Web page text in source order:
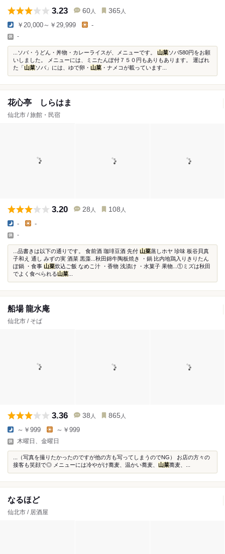
3.23 60 人 365 人
￥20,000～￥29,999 -
-
...ソバ・うどん・丼物・カレーライスが、メニューです。 山菜ソバ580円をお願
いしました。 メニューには、ミニたんぽ付７５０円もありもあります。 運ばれ
た「 山菜ソバ」には、ゆで卵・ 山菜 ・ナメコが載っています...
花心亭 しらはま
仙北市 / 旅館・民宿
3.20 28 人 108 人
- -
-
...品書きは以下の通りです。 食前酒 珈琲豆酒 先付 山菜蒸しホヤ 珍味 板谷貝真
子和え 通し みずの実 酒菜 黒藻...秋田錦牛陶板焼き ・鍋 比内地鶏入りきりたん
ぽ鍋 ・食事 山菜炊込ご飯 なめこ汁 ・香物 浅漬け ・水菓子 果物...①ミズは秋田
でよく食べられる山菜
船場 龍水庵
仙北市 / そば
3.36 38 人 865 人
～￥999 ～￥999
木曜日、金曜日
...（写真を撮りたかったのですが他の方も写ってしまうのでNG） お店の方々の
接客も笑顔で◎ メニューには冷やがけ蕎麦、温かい蕎麦、 山菜蕎麦、...
なるほど
仙北市 / 居酒屋